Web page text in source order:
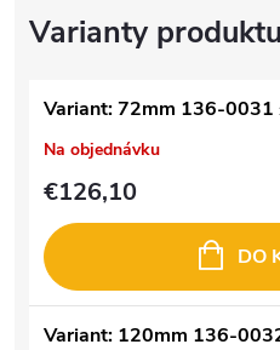
Variant: 72mm 136-0031
Na objednávku
€126,10
DO
Variant: 120mm 136-